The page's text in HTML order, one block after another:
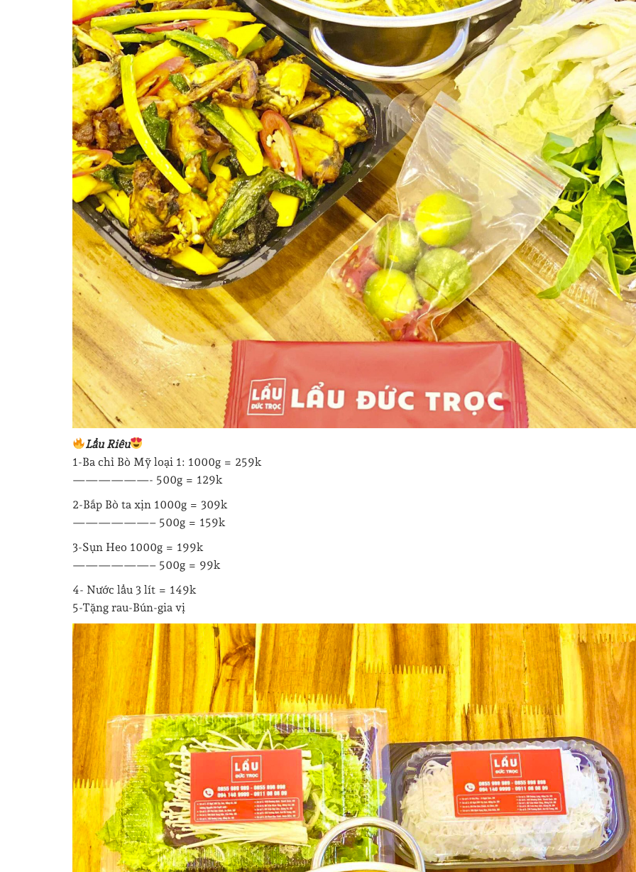
Lẩu Riêu
1-Ba chỉ Bò Mỹ loại 1: 1000g = 259k
——————- 500g = 129k
2-Bắp Bò ta xịn 1000g = 309k
——————– 500g = 159k
3-Sụn Heo 1000g = 199k
——————– 500g = 99k
4- Nước lẩu 3 lít = 149k
5-Tặng rau-Bún-gia vị